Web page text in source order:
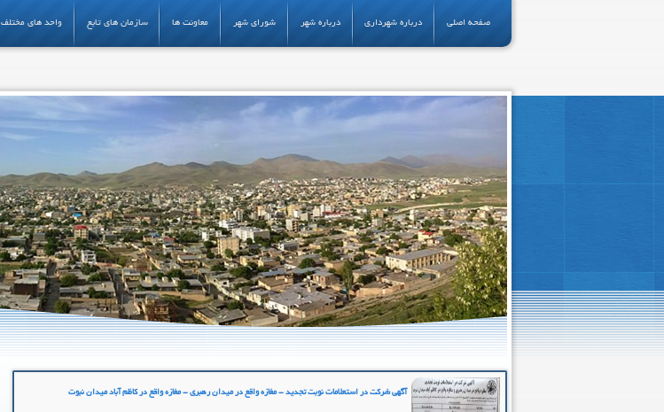
صفحه اصلی درباره شهرداری درباره شهر شورای شهر معاونت ها سازمان های تابع واحد های مختلف
آگهی شرکت در استعلامات نوبت تجدید - مغازه واقع در میدان رهبری - مغازه واقع در کاظم آباد میدان نبوت